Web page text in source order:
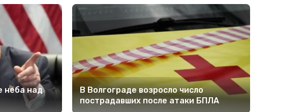
неба над
В Волгограде возросло число
пострадавших после атаки БПЛА